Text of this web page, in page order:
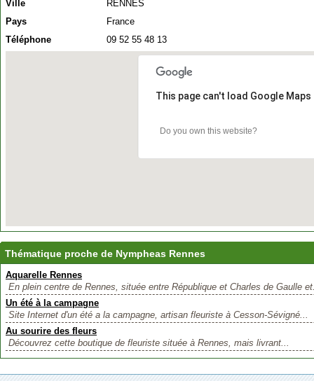
Ville
RENNES
Pays
France
Téléphone
09 52 55 48 13
This page can't load Google
Do you own this website?
Thématique proche de Nympheas Rennes
Aquarelle Rennes
En plein centre de Rennes, située entre République et Charles de Gaulle
Un été à la campagne
Site Internet d'un été a la campagne, artisan fleuriste à Cesson-Sévigné...
Au sourire des fleurs
Découvrez cette boutique de fleuriste située à Rennes, mais livrant...